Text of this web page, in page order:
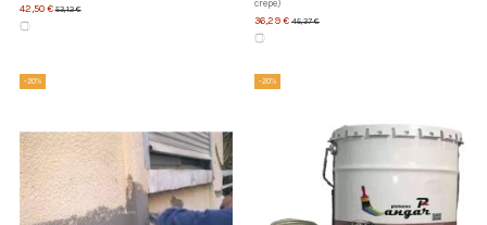
42,50 €53,12 €
crepe)
36,29 € 45,37 €
-20% -20%